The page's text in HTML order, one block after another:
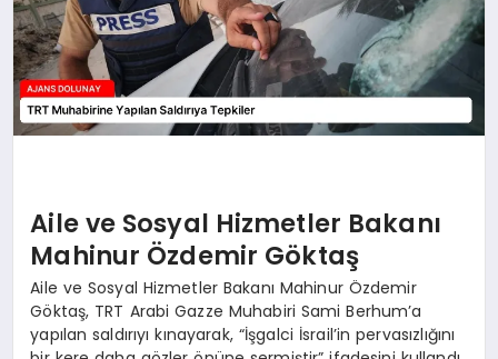
SPOR
YAŞAM
Aile ve Sosyal Hizmetler Bakanı
Mahinur Özdemir Göktaş
Aile ve Sosyal Hizmetler Bakanı Mahinur Özdemir
Göktaş, TRT Arabi Gazze Muhabiri Sami Berhum’a
yapılan saldırıyı kınayarak, “İşgalci İsrail’in pervasızlığını